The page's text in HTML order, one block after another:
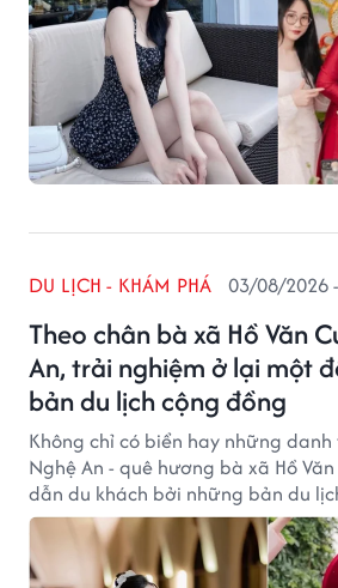
Theo chân bà xã Hồ Văn
An, trải nghiệm ở lại một
bản du lịch cộng đồng
DU LỊCH - KHÁM PHÁ 03/08/2026
Không chỉ có biển hay những
Nghệ An - quê hương bà xã Hồ
dẫn du khách bởi những bản du
núi rừng miền Tây. Dành một đêm
để cảm nhận trọn vẹn vẻ đẹp
bình yên của người dân bản địa.